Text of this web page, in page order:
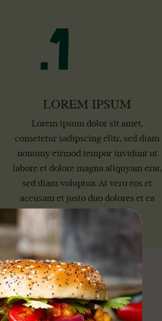
LOREM IPSUM
Lorem ipsum dolor sit amet,
consetetur sadipscing elitr, sed diam
nonumy eirmod tempor invidunt ut
labore et dolore magna aliquyam erat,
sed diam voluptua. At vero eos et
accusam et justo duo dolores et ea